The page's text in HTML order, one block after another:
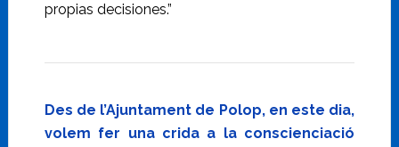
propias decisiones.”
Des de l’Ajuntament de Polop, en este dia,
volem fer una crida a la conscienciació